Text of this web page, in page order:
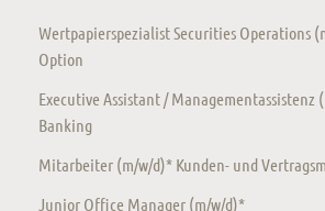
Wertpapierspezialist Securities Operations
Option
Executive Assistant /
Banking
Mitarbeiter (m/w/d)* Kunden- und
Junior Office Manager (m/w/d)*